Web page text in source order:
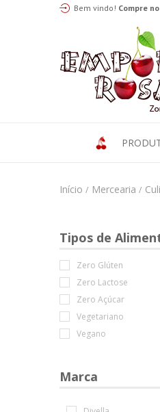
Bem vindo! Compre
Início / Mercearia /
Tipos de
Zero Glúten
Zero Lactose
Zero Açúcar
Vegetariano
Vegano
Marca